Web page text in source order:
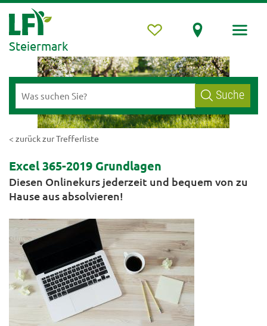
Steiermark
Suche
< zurück zur Trefferliste
Excel 365-2019 Grundlagen
Diesen Onlinekurs jederzeit und bequem von zu
Hause aus absolvieren!